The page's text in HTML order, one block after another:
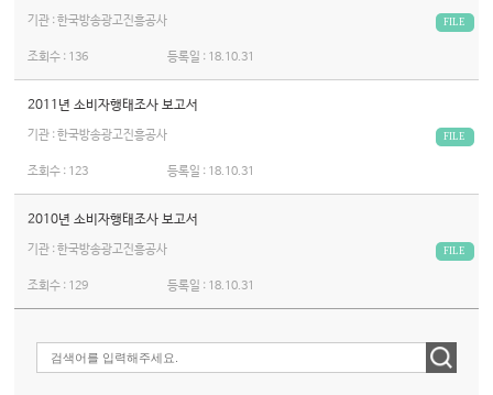
기관 : 한국방송광고진흥공사 FILE
조회수 : 136 등록일 : 18.10.31
2011년 소비자행태조사 보고서
기관 : 한국방송광고진흥공사 FILE
조회수 : 123 등록일 : 18.10.31
2010년 소비자행태조사 보고서
기관 : 한국방송광고진흥공사 FILE
조회수 : 129 등록일 : 18.10.31